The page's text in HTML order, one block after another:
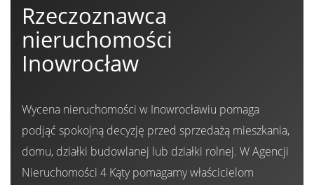
Rzeczoznawca
nieruchomości
Inowrocław
Wycena nieruchomości w Inowrocławiu pomaga
podjąć spokojną decyzję przed sprzedażą mieszkania,
domu, działki budowlanej lub działki rolnej. W Agencji
Nieruchomości 4 Kąty pomagamy właścicielom